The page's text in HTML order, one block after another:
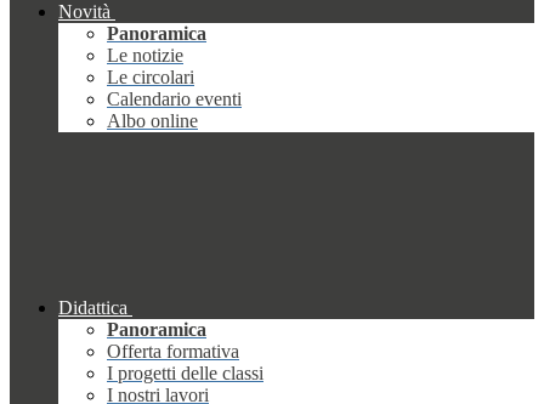
Novità
Panoramica
Le notizie
Le circolari
Calendario eventi
Albo online
Didattica
Panoramica
Offerta formativa
I progetti delle classi
I nostri lavori